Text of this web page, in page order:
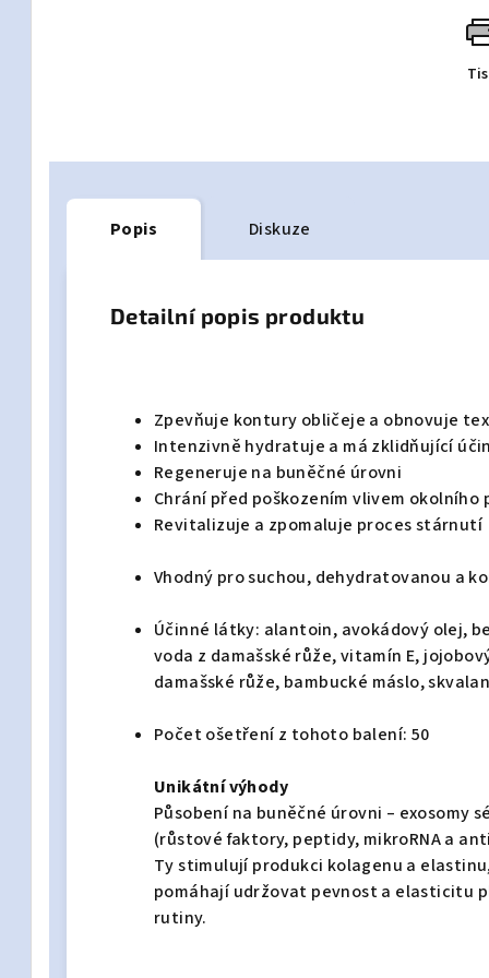
Popis Diskuze
Detailní popis produktu
Zpevňuje kontury obličeje a obnovuje
Intenzivně hydratuje a má zklidňující
Regeneruje na buněčné úrovni
Chrání před poškozením vlivem okolního
Revitalizuje a zpomaluje proces stárnutí
Vhodný pro suchou, dehydratovanou a
Účinné látky: alantoin, avokádový olej,
voda z damašské růže, vitamín E,
damašské růže, bambucké máslo, skvalan
Počet ošetření z tohoto balení: 50
Unikátní výhody
Působení na buněčné úrovni – exosomy
(růstové faktory, peptidy, mikroRNA a
Ty stimulují produkci kolagenu a
pomáhají udržovat pevnost a elasticitu
rutiny.